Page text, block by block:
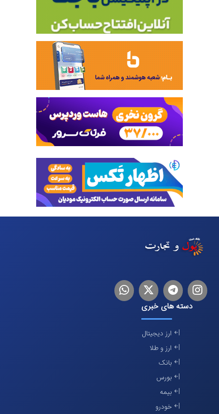
اینستاگرام
تلگرام توییترلینکدین
دسته های خبری
ارز دیجیتال
ارز و طلا
بانک
بورس
بیمه
خودرو